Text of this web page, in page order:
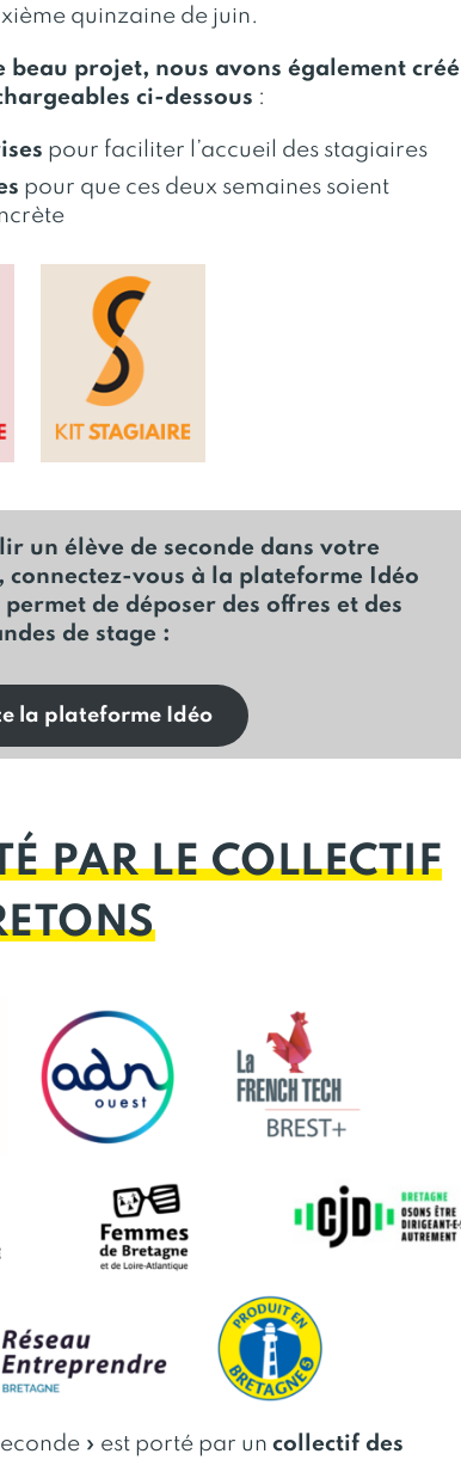
quinzaine de juin.
projet, nous avons également créé
ci-dessous :
pour faciliter l’accueil des stagiaires
pour que ces deux semaines soient
un élève de seconde dans votre
vous à la plateforme Idéo
de déposer des offres et des
de stage :
la plateforme Idéo
PAR LE COLLECTIF
» est porté par un collectif des